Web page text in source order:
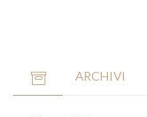
ARCHIVI